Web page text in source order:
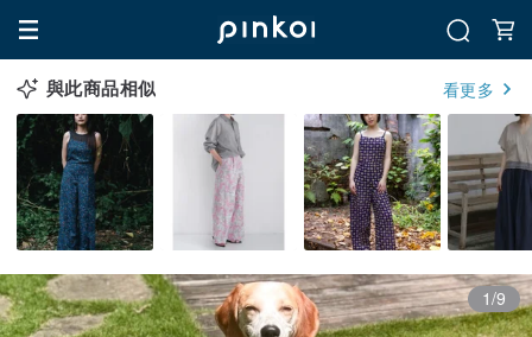
與此商品相似 看更多
1/9